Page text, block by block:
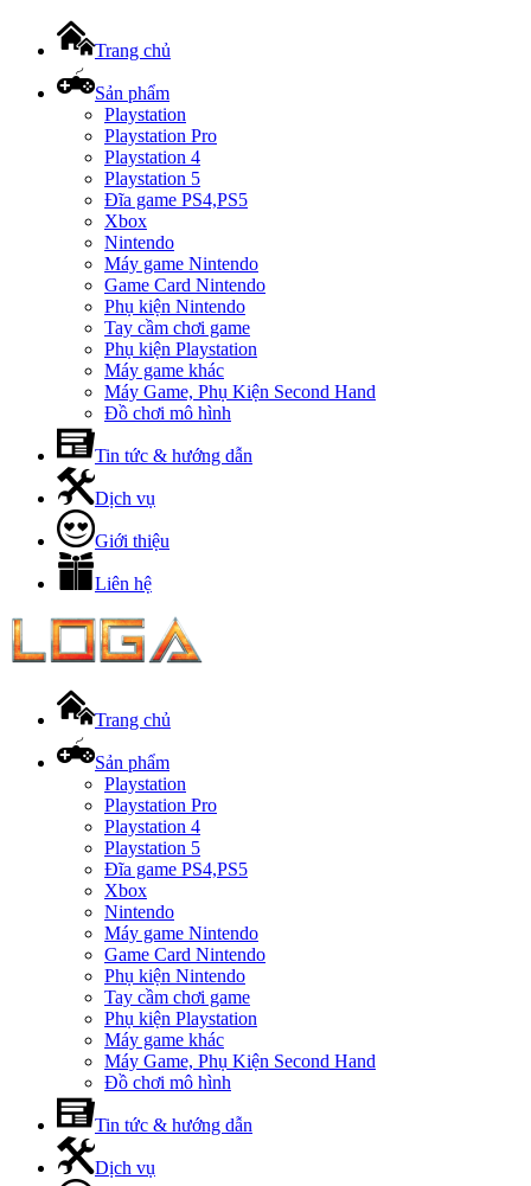
Trang chủ
Sản phẩm
Playstation
Playstation Pro
Playstation 4
Playstation 5
Đĩa game PS4,PS5
Xbox
Nintendo
Máy game Nintendo
Game Card Nintendo
Phụ kiện Nintendo
Tay cầm chơi game
Phụ kiện Playstation
Máy game khác
Máy Game, Phụ Kiện Second Hand
Đồ chơi mô hình
Tin tức & hướng dẫn
Dịch vụ
Giới thiệu
Liên hệ
Trang chủ
Sản phẩm
Playstation
Playstation Pro
Playstation 4
Playstation 5
Đĩa game PS4,PS5
Xbox
Nintendo
Máy game Nintendo
Game Card Nintendo
Phụ kiện Nintendo
Tay cầm chơi game
Phụ kiện Playstation
Máy game khác
Máy Game, Phụ Kiện Second Hand
Đồ chơi mô hình
Tin tức & hướng dẫn
Dịch vụ